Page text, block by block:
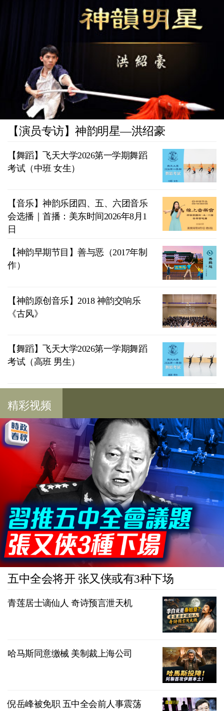
【演员专访】神韵明星—洪绍豪
【舞蹈】飞天大学2026第一学期舞蹈
考试（中班 女生）
【音乐】神韵乐团四、五、六团音乐
会选播｜首播：美东时间2026年8月1
日
【神韵早期节目】善与恶（2017年制
作）
【神韵原创音乐】2018 神韵交响乐
《古风》
【舞蹈】飞天大学2026第一学期舞蹈
考试（高班 男生）
精彩视频
五中全会将开 张又侠或有3种下场
青莲居士谪仙人 奇诗预言泄天机
哈马斯同意缴械 美制裁上海公司
倪岳峰被免职 五中全会前人事震荡